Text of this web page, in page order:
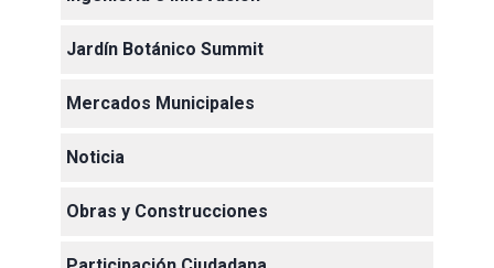
Jardín Botánico Summit
Mercados Municipales
Noticia
Obras y Construcciones